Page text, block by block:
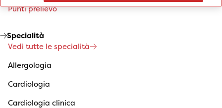
Punti prelievo
Specialità
Vedi tutte le specialità
Allergologia
Cardiologia
Cardiologia clinica